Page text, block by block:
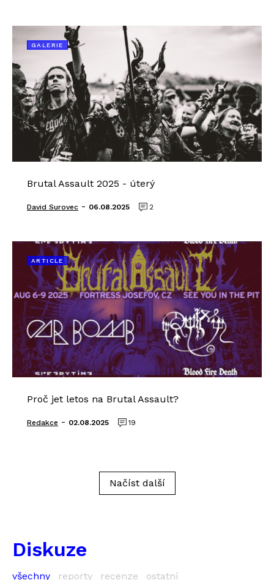
GALERIE
Brutal Assault 2025 - úterý
David Surovec - 06.08.2025 2
ARTICLE
Proč jet letos na Brutal Assault?
Redakce - 02.08.2025 19
Načíst další
Diskuze
všechny reporty recenze ostatní